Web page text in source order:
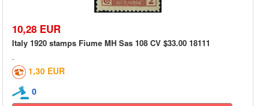
10,28 EUR
Italy 1920 stamps Fiume MH Sas 108 CV $33.00 18111
1,30 EUR
0